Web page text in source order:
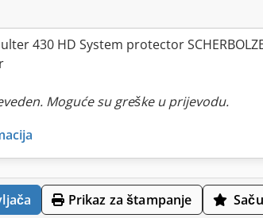
430 HD System protector
Moguće su greške u prijevodu.
Prikaz za štampanje